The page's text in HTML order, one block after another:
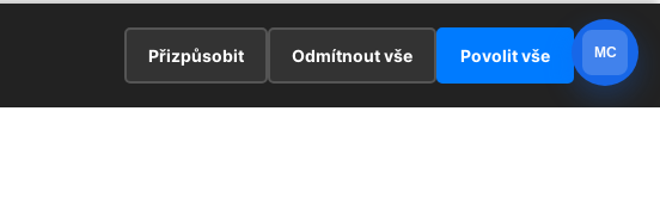
Přizpůsobit Odmítnout vše Povolit vše MC